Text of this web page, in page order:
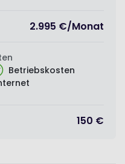
2.995 €/Monat
Betriebskosten
150 €